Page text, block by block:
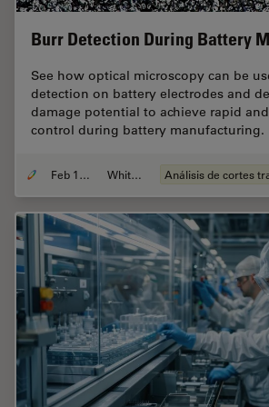
Burr Detection During Battery
See how optical microscopy can be
detection on battery electrodes and
damage potential to achieve rapid
control during battery manufacturing.
Feb 12, 2026 Whitepaper